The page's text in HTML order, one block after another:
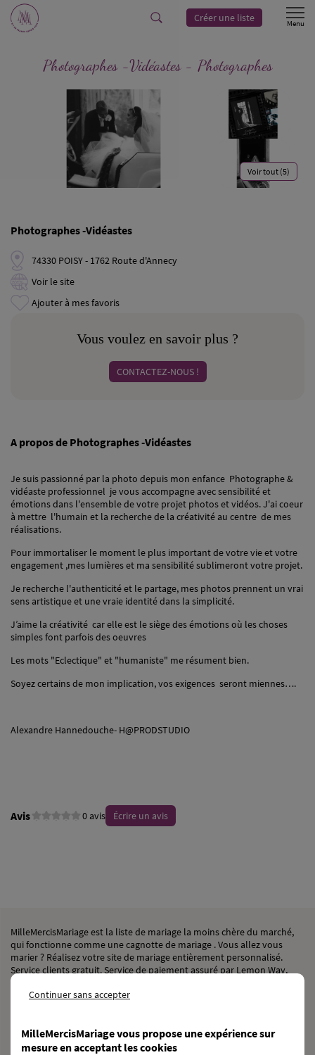
Créer une liste
Photographes -Vidéastes - Photographes
Voir tout (5)
Photographes -Vidéastes
74330 POISY - 1762 Route d'Annecy
Voir le site
Ajouter à mes favoris
Vous voulez en savoir plus ?
CONTACTEZ-NOUS !
A propos de Photographes -Vidéastes
Je suis passionné par la photo depuis mon enfance Photographe &
vidéaste professionnel je vous accompagne avec sensibilité et
émotions dans l'ensemble de votre projet photos et vidéos. J'ai coeur
à mettre l'humain et la recherche de la créativité au centre de mes
réalisations.
Pour immortaliser le moment le plus important de votre vie et votre
engagement ,mes lumières et ma sensibilité sublimeront votre projet.
Je recherche l'authenticité et le partage, mes photos prennent un vrai
sens artistique et une vraie identité dans la simplicité.
J’aime la créativité car elle est le siège des émotions où les choses
simples font parfois des oeuvres
Les mots "Eclectique" et "humaniste" me résument bien.
Soyez certains de mon implication, vos exigences seront miennes….
Alexandre Hannedouche- H@PRODSTUDIO
Avis 0 avis Écrire un avis
MilleMercisMariage est la liste de mariage la moins chère du marché,
qui fonctionne comme une cagnotte de mariage . Vous allez vous
marier ? Réalisez votre site de mariage entièrement personnalisé.
Service clients gratuit. Service de paiement assuré par Lemon Way,
établissement de paiement agréé par l’ACPR sous le numéro 16568.
Continuer sans accepter
MilleMercisMariage vous propose une expérience sur
mesure en acceptant les cookies